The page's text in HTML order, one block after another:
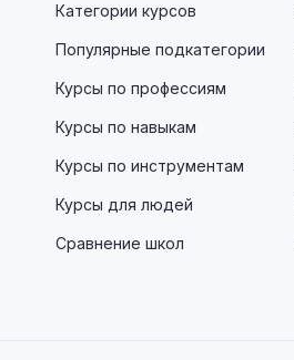
Категории курсов
Популярные подкатегории
Курсы по профессиям
Курсы по навыкам
Курсы по инструментам
Курсы для людей
Сравнение школ